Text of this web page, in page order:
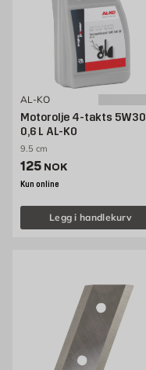
AL-KO
Motorolje 4-takts 5W30
0,6 L AL-KO
9.5 cm
Pris 125 NOK /stk
125 NOK
Kun online
Legg i handlekurv